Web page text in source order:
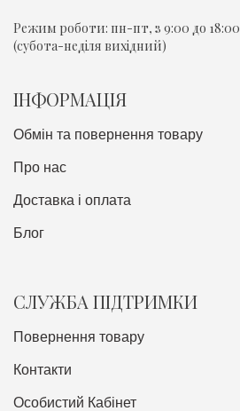
Режим роботи: пн-пт, з 9:00 до 18:00
(субота-неділя вихідний)
ІНФОРМАЦІЯ
Обмін та повернення товару
Про нас
Доставка i оплата
Блог
СЛУЖБА ПІДТРИМКИ
Повернення товару
Контакти
Особистий Кабінет